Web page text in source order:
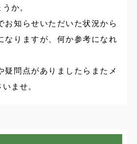
か。
お知らせいただいた状況から
なりますが、何か参考になれ
疑問点がありましたらまたメ
ませ。